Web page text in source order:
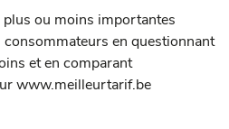
ou moins importantes
en questionnant
et en comparant
www.meilleurtarif.be